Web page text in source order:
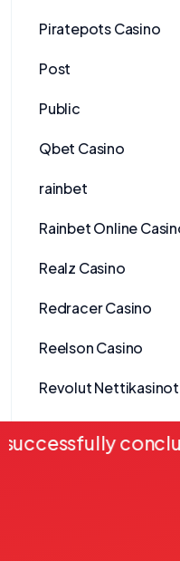
Piratepots Casino
Post
Public
Qbet Casino
rainbet
Rainbet Online
Realz Casino
Redracer Casino
Reelson Casino
Revolut Nettikasinot
Ringospin Casino